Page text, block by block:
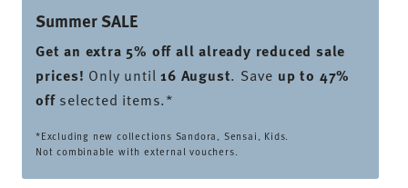
Summer SALE
Get an extra 5% off all already reduced sale
prices! Only until16 August. Save up to 47%
offselected items.*
*Excluding new collections Sandora, Sensai, Kids.
Not combinable with external vouchers.